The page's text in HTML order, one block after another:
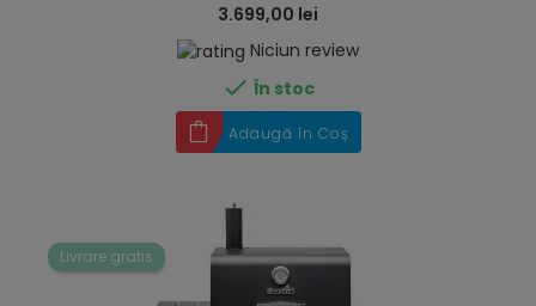
3.699,00 lei
Niciun review
 În stoc
Adaugă în Coș
Livrare gratis